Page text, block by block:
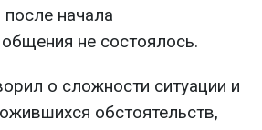
начала
не состоялось.
о сложности ситуации и
обстоятельств,